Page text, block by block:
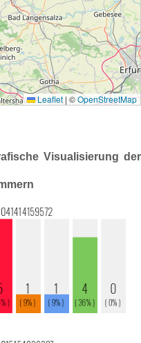
Visualisierung der